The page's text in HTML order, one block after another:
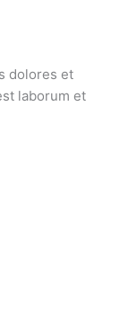
dolores et
laborum et